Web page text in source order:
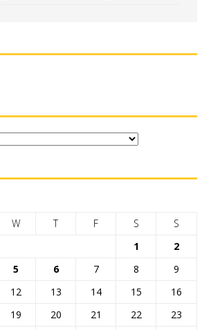
W T F S
S
1
2
5 6 7 8
9
12 13 14 15
16
19 20 21 22
23